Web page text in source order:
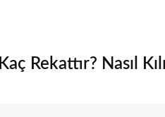
Rekattır? Nasıl